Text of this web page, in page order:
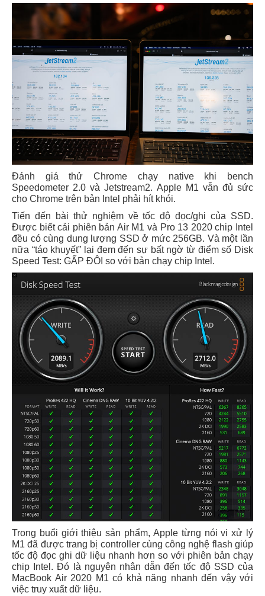
Đánh giá thử Chrome chạy native khi bench
Speedometer 2.0 và Jetstream2. Apple M1 vẫn đủ sức
cho Chrome trên bản Intel phải hít khói.
Tiến đến bài thử nghiệm về tốc độ đọc/ghi của SSD.
Được biết cải phiên bản Air M1 và Pro 13 2020 chip Intel
đều có cùng dung lượng SSD ở mức 256GB. Và một lần
nữa “táo khuyết” lại đem đến sự bất ngờ từ điểm số Disk
Speed Test: GẤP ĐÔI so với bản chạy chip Intel.
Trong buổi giới thiệu sản phẩm, Apple từng nói vi xử lý
M1 đã được trang bị controller cùng công nghệ flash giúp
tốc độ đọc ghi dữ liệu nhanh hơn so với phiên bản chạy
chip Intel. Đó là nguyên nhân dẫn đến tốc độ SSD của
MacBook Air 2020 M1 có khả năng nhanh đến vậy với
việc truy xuất dữ liệu.